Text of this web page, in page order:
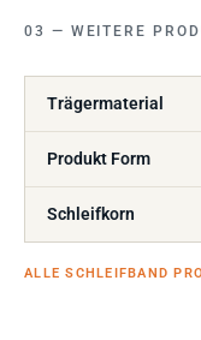
WEITERE
Trägermaterial
Produkt Form
Schleifkorn
ALLE SCHLEIFBAND